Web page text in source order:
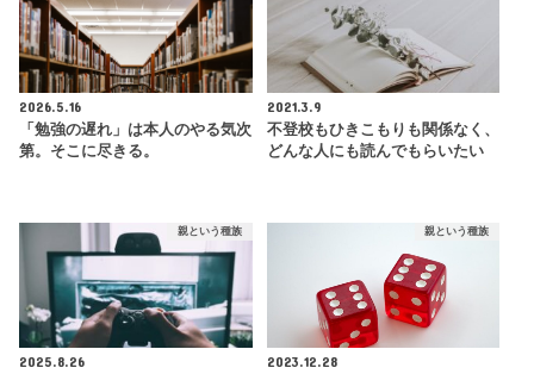
2026.5.16
「勉強の遅れ」は本人のやる気次
第。そこに尽きる。
2021.3.9
不登校もひきこもりも関係なく、
どんな人にも読んでもらいたい
親という種族
2025.8.26
親という種族
2023.12.28